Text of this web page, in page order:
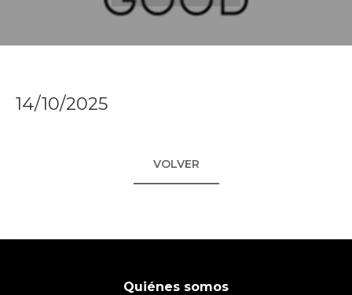
14/10/2025
VOLVER
Quiénes somos